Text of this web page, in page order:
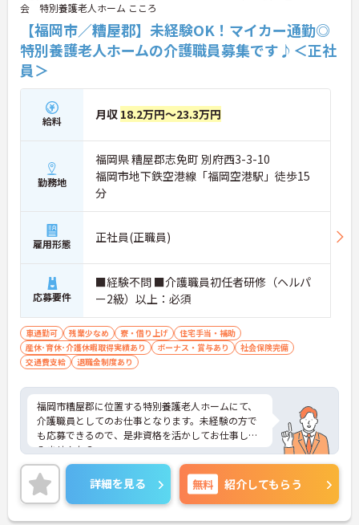
会 特別養護老人ホーム こころ
【福岡市／糟屋郡】未経験OK！マイカー通勤◎
特別養護老人ホームの介護職員募集です♪＜正社
員＞
給料 月収 18.2万円～23.3万円
勤務地
福岡県 糟屋郡志免町 別府西3-3-10
福岡市地下鉄空港線「福岡空港駅」徒歩15
分
雇用形態 正社員(正職員)
応募要件
■経験不問 ■介護職員初任者研修（ヘルパ
ー2級）以上：必須
車通勤可 残業少なめ 寮・借り上げ
住宅手当・補助
産休･育休･介護休暇取得実績あり
ボーナス・賞与あり
社会保険完備
交通費支給
退職金制度あり
福岡市糟屋郡に位置する特別養護老人ホームにて、
介護職員としてのお仕事となります。未経験の方で
も応募できるので、是非資格を活かしてお仕事して
みませんか？
アットホームな雰囲気の特別養護老人ホームで、入
居者様と向き合いながら働くことが出来ます☆ご興
味ある方は面接ポイントをお伝えしますので、お気
軽にお問い合わせください♪
詳細を見る 無料 紹介してもらう